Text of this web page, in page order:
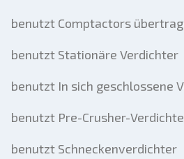
benutzt Comptactors
benutzt Stationäre Verdichter
benutzt In sich geschlossene
benutzt Pre-Crusher-
benutzt Schneckenverdichter